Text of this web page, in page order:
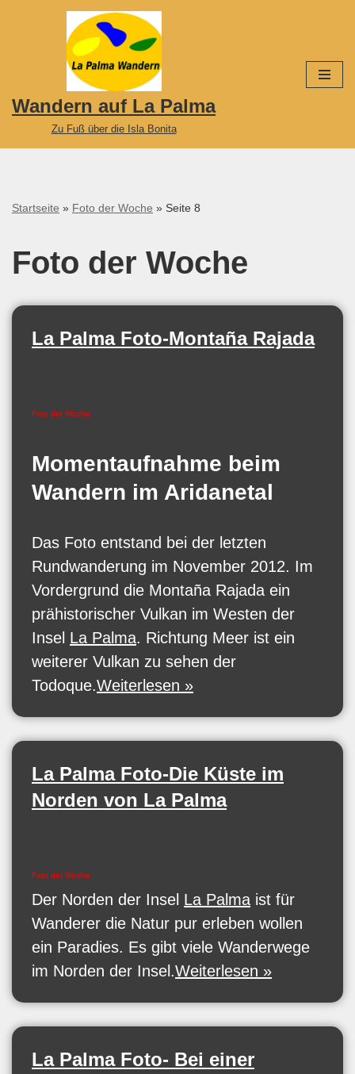
springen
Wandern auf La Palma
Zu Fuß über die Isla Bonita
Startseite » Foto der Woche » Seite 8
Foto der Woche
La Palma Foto-Montaña Rajada
Foto der Woche
Momentaufnahme beim
Wandern im Aridanetal
Das Foto entstand bei der letzten
Rundwanderung im November 2012. Im
Vordergrund die Montaña Rajada ein
prähistorischer Vulkan im Westen der
Insel La Palma. Richtung Meer ist ein
weiterer Vulkan zu sehen der
Todoque.Weiterlesen »
La Palma Foto-Die Küste im
Norden von La Palma
Foto der Woche
Der Norden der Insel La Palma ist für
Wanderer die Natur pur erleben wollen
ein Paradies. Es gibt viele Wanderwege
im Norden der Insel.Weiterlesen »
La Palma Foto- Bei einer